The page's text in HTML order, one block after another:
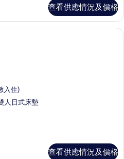
查看供應情況及價格
55 吋平面電視連有線電視頻道、電視
入住)
人日式床墊
查看供應情況及價格